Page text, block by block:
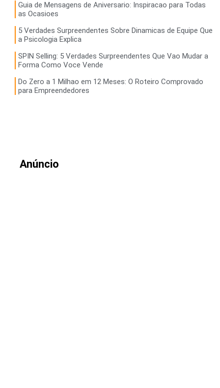
Guia de Mensagens de Aniversario: Inspiracao para Todas
as Ocasioes
5 Verdades Surpreendentes Sobre Dinamicas de Equipe Que
a Psicologia Explica
SPIN Selling: 5 Verdades Surpreendentes Que Vao Mudar a
Forma Como Voce Vende
Do Zero a 1 Milhao em 12 Meses: O Roteiro Comprovado
para Empreendedores
Anúncio